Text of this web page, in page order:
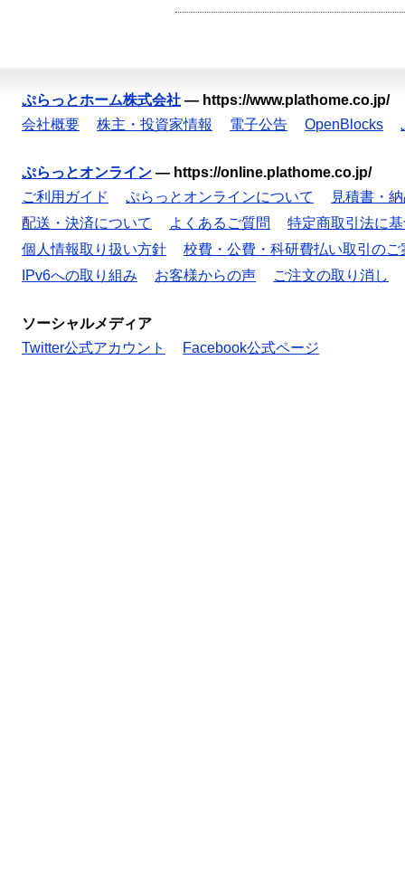
ぷらっとホーム株式会社 — https://www.plathome.co.jp/
会社概要
株主・投資家情報 電子公告 OpenBlocks
ぷらっとオンライン — https://online.plathome.co.jp/
ご利用ガイド
ぷらっとオンラインについて
見積書・
配送・決済について
よくあるご質問
特定商取引法に
個人情報取り扱い方針
校費・公費・科研費払い取引のご
IPv6への取り組み
お客様からの声 ご注文の取り消し
ソーシャルメディア
Twitter公式アカウント
Facebook公式ページ